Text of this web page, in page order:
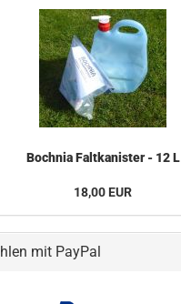
Bochnia Faltkanister - 12 L
18,00 EUR
mit PayPal